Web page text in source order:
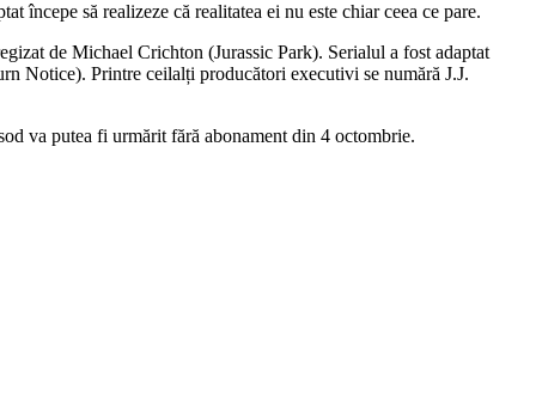
să realizeze că realitatea ei nu este chiar ceea ce pare.
de Michael Crichton (Jurassic Park). Serialul a fost adaptat
Notice). Printre ceilalți producători executivi se numără J.J.
va putea fi urmărit fără abonament din 4 octombrie.